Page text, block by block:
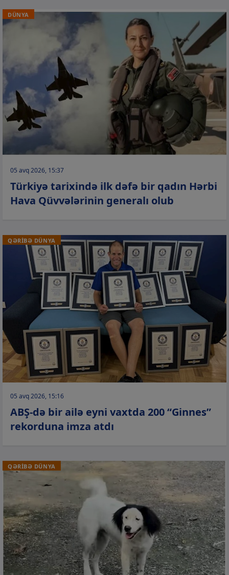
DÜNYA
05 avq 2026, 15:37
Türkiyə tarixində ilk dəfə bir qadın Hərbi
Hava Qüvvələrinin generalı olub
QƏRİBƏ DÜNYA
05 avq 2026, 15:16
ABŞ-də bir ailə eyni vaxtda 200 “Ginnes”
rekorduna imza atdı
QƏRİBƏ DÜNYA